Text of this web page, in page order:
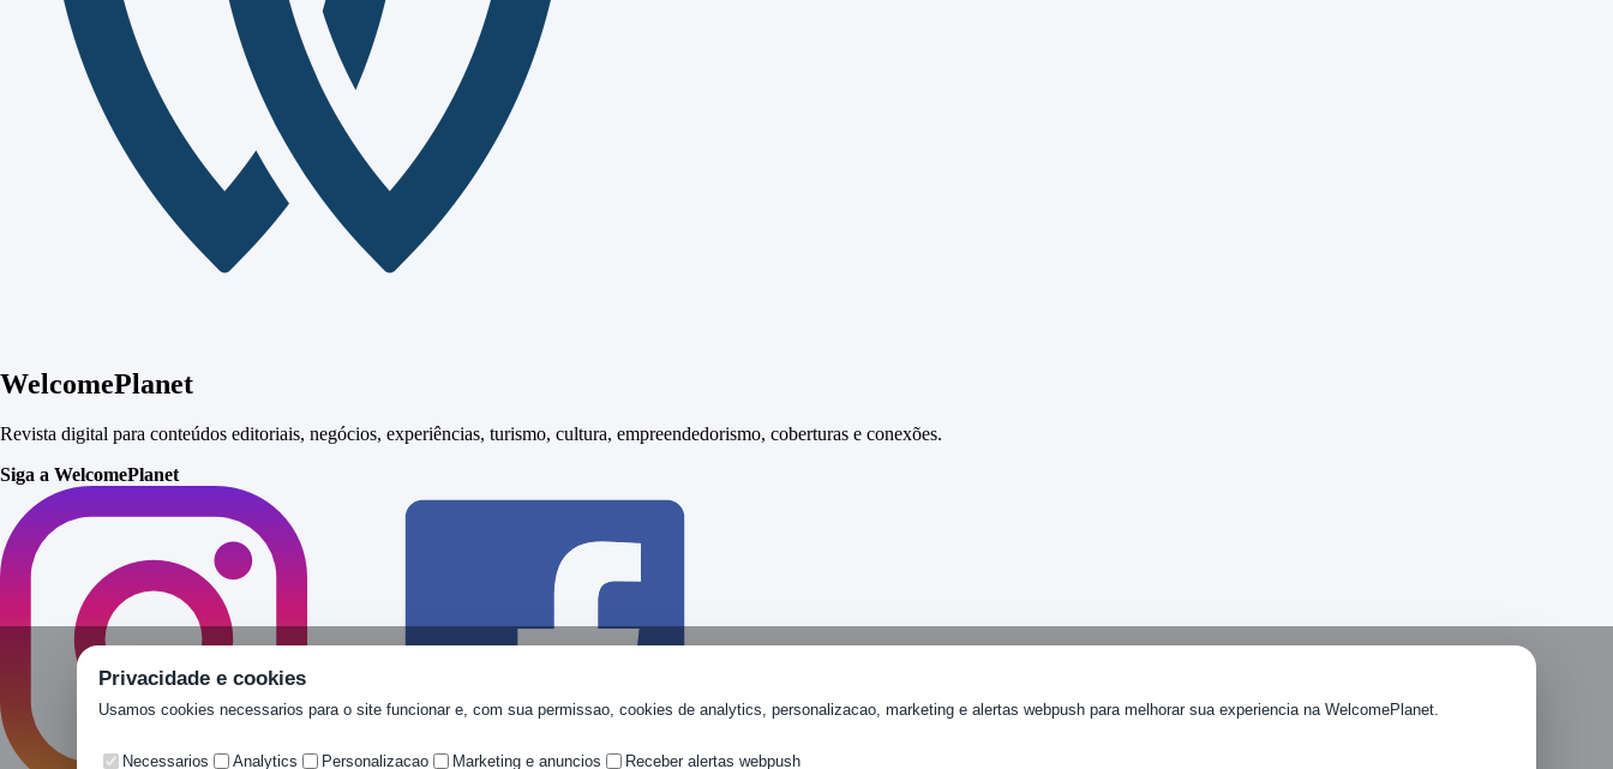
WelcomePlanet
Revista digital para conteúdos editoriais, negócios, experiências, turismo, cultura, empreendedorismo, coberturas e conexões.
Siga a WelcomePlanet
Privacidade e cookies
Usamos cookies necessarios para o site funcionar e, com sua permissao, cookies de analytics, personalizacao, marketing e alertas webpush para melhorar sua experiencia na WelcomePlanet.
Necessarios Analytics Personalizacao Marketing e anuncios Receber alertas webpush